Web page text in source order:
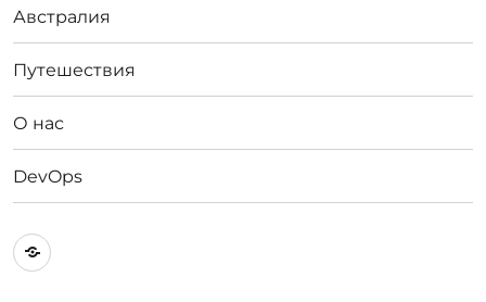
Австралия
Путешествия
О нас
DevOps
Австралия